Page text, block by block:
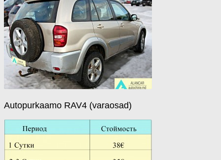
Autopurkaamo RAV4 (varaosad)